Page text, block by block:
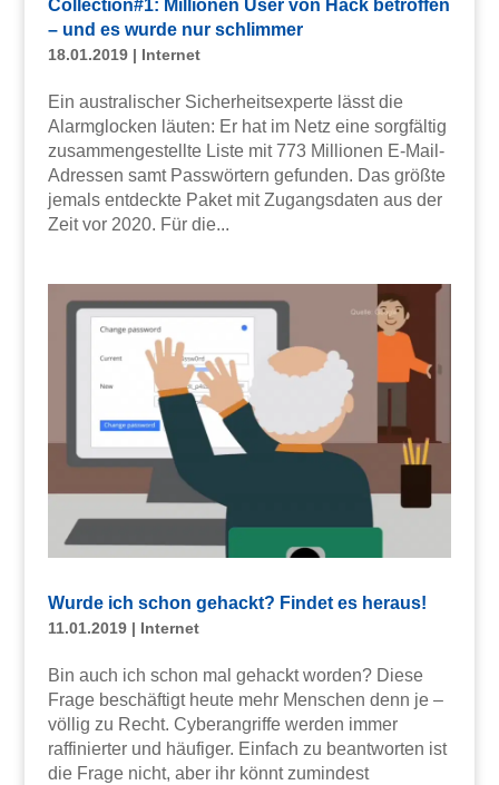
Collection#1: Millionen User von Hack betroffen
– und es wurde nur schlimmer
18.01.2019| Internet
Ein australischer Sicherheitsexperte lässt die
Alarmglocken läuten: Er hat im Netz eine sorgfältig
zusammengestellte Liste mit 773 Millionen E-Mail-
Adressen samt Passwörtern gefunden. Das größte
jemals entdeckte Paket mit Zugangsdaten aus der
Zeit vor 2020. Für die...
Wurde ich schon gehackt? Findet es heraus!
11.01.2019| Internet
Bin auch ich schon mal gehackt worden? Diese
Frage beschäftigt heute mehr Menschen denn je –
völlig zu Recht. Cyberangriffe werden immer
raffinierter und häufiger. Einfach zu beantworten ist
die Frage nicht, aber ihr könnt zumindest